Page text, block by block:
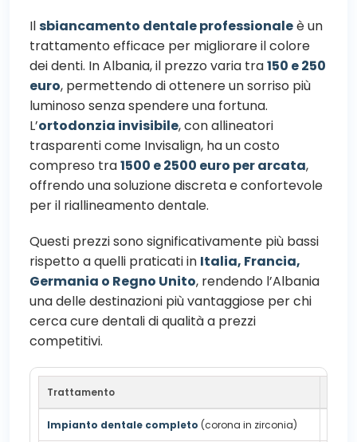
Ilsbiancamento dentale professionaleè un
trattamento efficace per migliorare il colore
dei denti. In Albania, il prezzo varia tra150 e 250
euro, permettendo di ottenere un sorriso più
luminoso senza spendere una fortuna.
L’ortodonzia invisibile, con allineatori
trasparenti come Invisalign, ha un costo
compreso tra1500 e 2500 euro per arcata,
offrendo una soluzione discreta e confortevole
per il riallineamento dentale.
Questi prezzi sono significativamente più bassi
rispetto a quelli praticati in Italia, Francia,
Germania o Regno Unito, rendendo l’Albania
una delle destinazioni più vantaggiose per chi
cerca cure dentali di qualità a prezzi
competitivi.
Trattamento
Impianto dentale completo (corona in zirconia)